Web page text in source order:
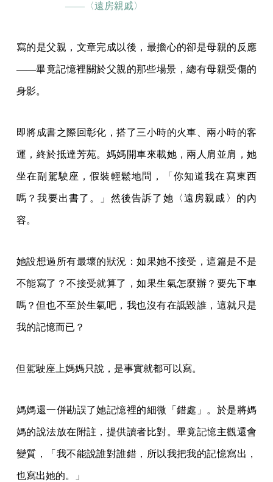
——〈遠房親戚〉
寫的是父親，文章完成以後，最擔心的卻是母親的反應
——畢竟記憶裡關於父親的那些場景，總有母親受傷的
身影。
即將成書之際回彰化，搭了三小時的火車、兩小時的客
運，終於抵達芳苑。媽媽開車來載她，兩人肩並肩，她
坐在副駕駛座，假裝輕鬆地問，「你知道我在寫東西
嗎？我要出書了。」然後告訴了她〈遠房親戚〉的內
容。
她設想過所有最壞的狀況：如果她不接受，這篇是不是
不能寫了？不接受就算了，如果生氣怎麼辦？要先下車
嗎？但也不至於生氣吧，我也沒有在詆毀誰，這就只是
我的記憶而已？
但駕駛座上媽媽只說，是事實就都可以寫。
媽媽還一併勘誤了她記憶裡的細微「錯處」。於是將媽
媽的說法放在附註，提供讀者比對。畢竟記憶主觀還會
變質，「我不能說誰對誰錯，所以我把我的記憶寫出，
也寫出她的。」